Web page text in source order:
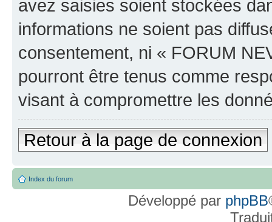
avez saisies soient stockées
informations ne soient pas
consentement, ni « FORUM
pourront être tenus comme
visant à compromettre les
Retour à la page de connexion
Index du forum
Développé par phpBB